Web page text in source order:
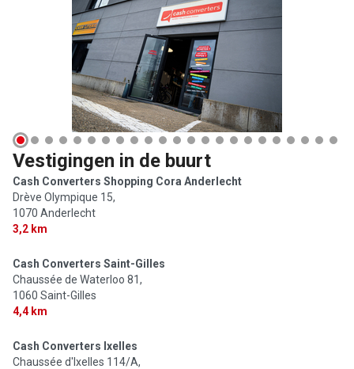
Vestigingen in de buurt
Cash Converters Shopping Cora Anderlecht
Drève Olympique 15,
1070 Anderlecht
3,2 km
Cash Converters Saint-Gilles
Chaussée de Waterloo 81,
1060 Saint-Gilles
4,4 km
Cash Converters Ixelles
Chaussée d'Ixelles 114/A,